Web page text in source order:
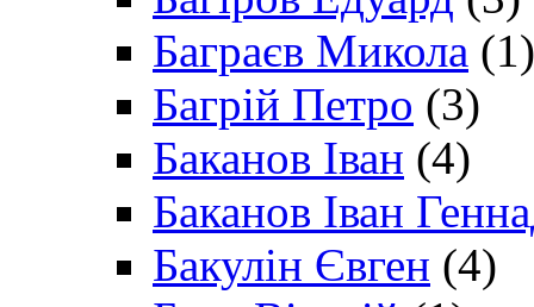
Баграєв Микола (1)
Багрій Петро (3)
Баканов Іван (4)
Баканов Іван
Бакулін Євген (4)